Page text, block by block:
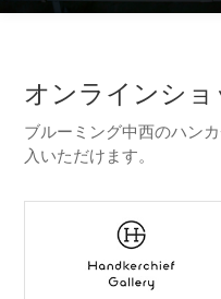
オンラインショ
ブルーミング中西のハン
入いただけます。